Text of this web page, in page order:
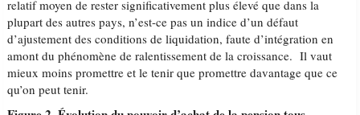
relatif moyen de rester significativement plus élevé que dans la
plupart des autres pays, n’est-ce pas un indice d’un défaut
d’ajustement des conditions de liquidation, faute d’intégration en
amont du phénomène de ralentissement de la croissance. Il vaut
mieux moins promettre et le tenir que promettre davantage que ce
qu’on peut tenir.